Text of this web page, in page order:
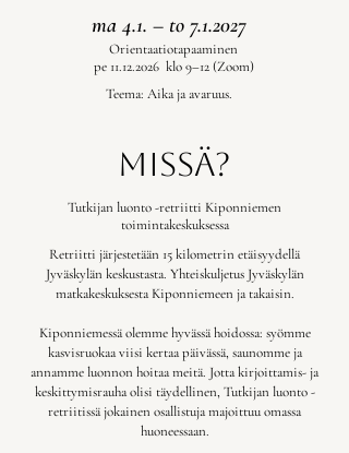
ma 4.1. – to 7.1.2027
Orientaatiotapaaminen
pe 11.12.2026klo 9–12 (Zoom)
Teema: Aika ja avaruus.
Missä?
Tutkijan luonto -retriitti Kiponniemen
toimintakeskuksessa
Retriitti järjestetään 15 kilometrin etäisyydellä
Jyväskylän keskustasta. Yhteiskuljetus Jyväskylän
matkakeskuksesta Kiponniemeen ja takaisin.
Kiponniemessä olemme hyvässä hoidossa: syömme
kasvisruokaa viisi kertaa päivässä, saunomme ja
annamme luonnon hoitaa meitä. Jotta kirjoittamis- ja
keskittymisrauha olisi täydellinen, Tutkijan luonto -
retriitissä jokainen osallistuja majoittuu omassa
huoneessaan.